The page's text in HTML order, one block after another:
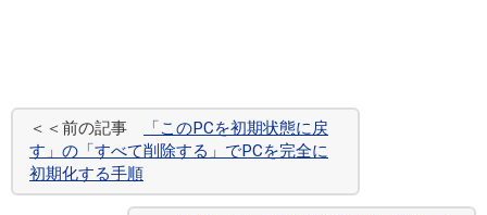
＜＜前の記事
「このPCを初期状態に戻
す」の「すべて削除する」でPCを完全に
初期化する手順